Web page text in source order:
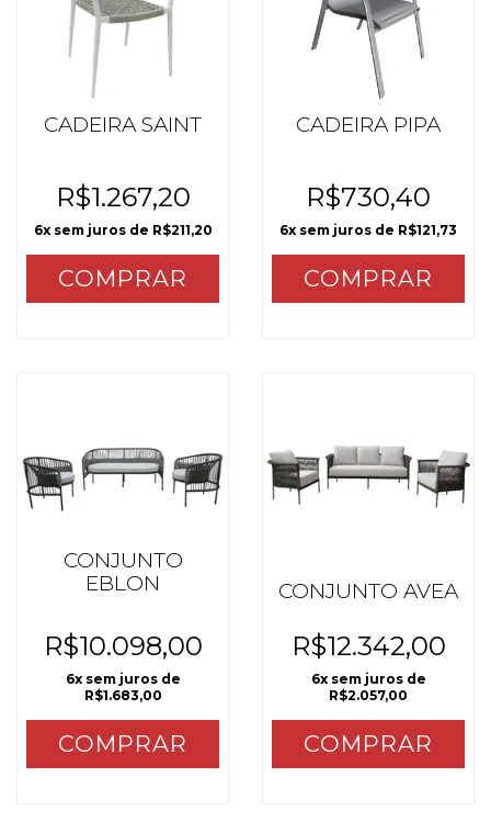
CADEIRA SAINT
R$1.267,20
6x sem juros de R$211,20
COMPRAR
CADEIRA PIPA
R$730,40
6x sem juros de R$121,73
COMPRAR
CONJUNTO
EBLON
R$10.098,00
6x sem juros de
R$1.683,00
COMPRAR
CONJUNTO AVEA
R$12.342,00
6x sem juros de
R$2.057,00